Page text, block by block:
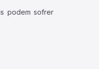
podem sofrer